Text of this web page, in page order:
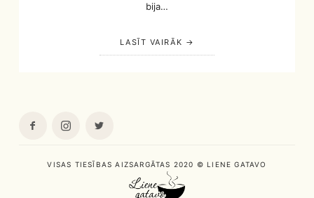
bija…
LASĪT VAIRĀK
VISAS TIESĪBAS AIZSARGĀTAS 2020 © LIENE GATAVO